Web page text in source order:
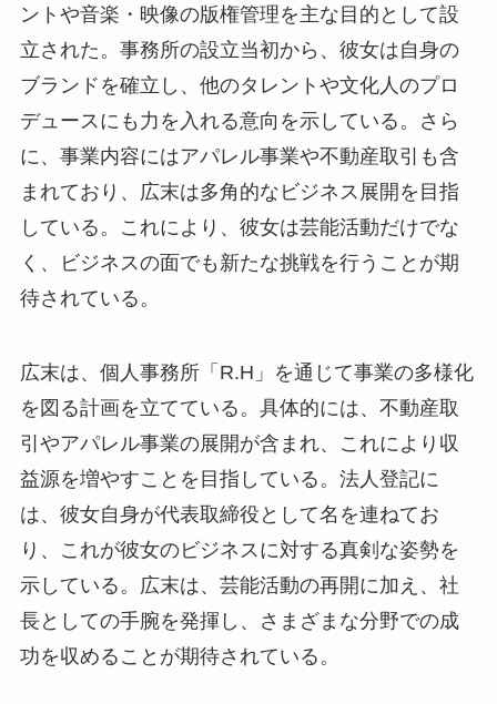
ントや音楽・映像の版権管理を主な目的として設
立された。事務所の設立当初から、彼女は自身の
ブランドを確立し、他のタレントや文化人のプロ
デュースにも力を入れる意向を示している。さら
に、事業内容にはアパレル事業や不動産取引も含
まれており、広末は多角的なビジネス展開を目指
している。これにより、彼女は芸能活動だけでな
く、ビジネスの面でも新たな挑戦を行うことが期
待されている。
広末は、個人事務所「R.H」を通じて事業の多様化
を図る計画を立てている。具体的には、不動産取
引やアパレル事業の展開が含まれ、これにより収
益源を増やすことを目指している。法人登記に
は、彼女自身が代表取締役として名を連ねてお
り、これが彼女のビジネスに対する真剣な姿勢を
示している。広末は、芸能活動の再開に加え、社
長としての手腕を発揮し、さまざまな分野での成
功を収めることが期待されている。